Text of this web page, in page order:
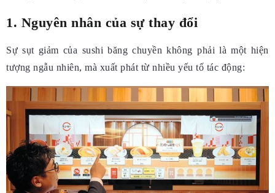
1. Nguyên nhân của sự thay đổi
Sự sụt giảm của sushi băng chuyền không phải là một hiện
tượng ngẫu nhiên, mà xuất phát từ nhiều yếu tố tác động: